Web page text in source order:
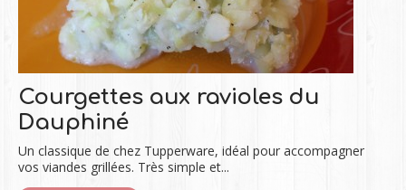
Courgettes aux ravioles du
Dauphiné
Un classique de chez Tupperware, idéal pour accompagner
vos viandes grillées. Très simple et...